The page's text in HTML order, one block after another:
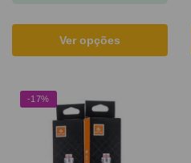
Ver opções
-17%